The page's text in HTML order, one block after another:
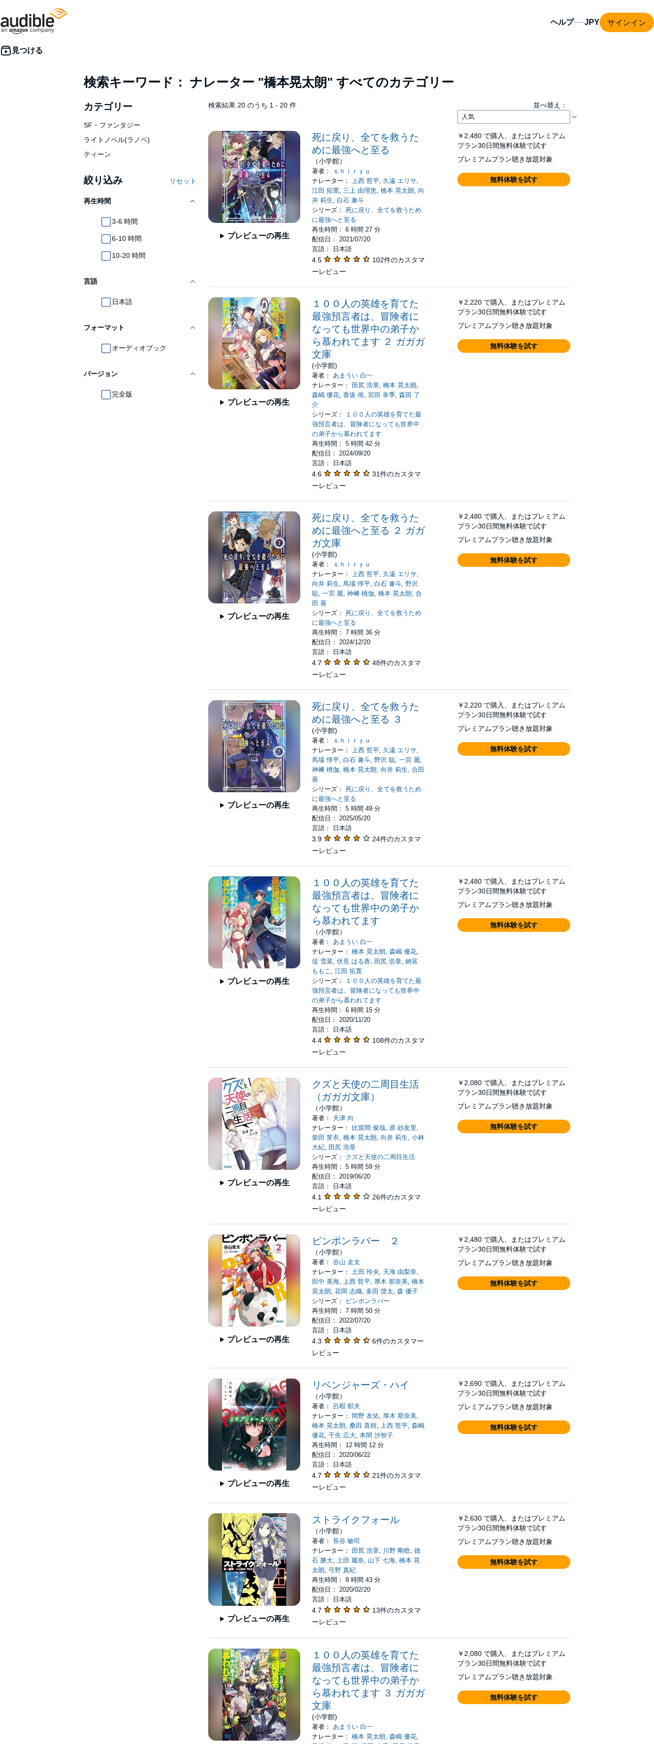
ヘルプ サインイン
検索キーワード： ナレーター "橋本晃太朗" すべてのカテゴリー
カテゴリー
SF・ファンタジー
ライトノベル(ラノベ)
ティーン
絞り込み リセット
再生時間
3-6 時間
6-10 時間
10-20 時間
言語
日本語
フォーマット
オーディオブック
バージョン
完全版
検索結果 20 のうち 1 - 20 件 並べ替え：
プレビューの再生
死に戻り、全てを救うた
めに最強へと至る
（小学館）
著者：
ｓｈｉｒｙｕ
ナレーター：上西 哲平, 久遠 エリサ,
江田 拓寛,三上 由理恵,橋本 晃太朗, 向
井 莉生, 白石 兼斗
シリーズ：死に戻り、全てを救うため
に最強へと至る
再生時間： 6 時間 27 分
配信日： 2021/07/20
言語： 日本語
4.5
102件のカスタマ
ーレビュー
￥2,480 で購入、またはプレミアム
プラン30日間無料体験で試す
プレミアムプラン聴き放題対象
無料体験を試す
プレビューの再生
１００人の英雄を育てた
最強預言者は、冒険者に
なっても世界中の弟子か
ら慕われてます ２ ガガガ
文庫
(小学館)
著者：あまうい 白一
ナレーター：
田尻 浩章,橋本 晃太朗,
森嶋 優花,香坂 侑,宮田 幸季,森田 了
介
シリーズ：
１００人の英雄を育てた最
強預言者は、冒険者になっても世界中
の弟子から慕われてます
再生時間： 5 時間 42 分
配信日： 2024/09/20
言語： 日本語
4.6
31件のカスタマ
ーレビュー
￥2,220 で購入、またはプレミアム
プラン30日間無料体験で試す
プレミアムプラン聴き放題対象
無料体験を試す
プレビューの再生
死に戻り、全てを救うた
めに最強へと至る ２ ガガ
ガ文庫
(小学館)
著者：
ｓｈｉｒｙｕ
ナレーター：上西 哲平, 久遠 エリサ,
向井 莉生,馬場 惇平, 白石 兼斗,野沢
聡,一宮 麗,神﨑 桃伽,橋本 晃太朗,合
田 葵
シリーズ：死に戻り、全てを救うため
に最強へと至る
再生時間： 7 時間 36 分
配信日： 2024/12/20
言語： 日本語
4.7
48件のカスタマ
ーレビュー
￥2,480 で購入、またはプレミアム
プラン30日間無料体験で試す
プレミアムプラン聴き放題対象
無料体験を試す
プレビューの再生
死に戻り、全てを救うた
めに最強へと至る ３
(小学館)
著者：
ｓｈｉｒｙｕ
ナレーター：上西 哲平, 久遠 エリサ,
馬場 惇平, 白石 兼斗,野沢 聡,一宮 麗,
神﨑 桃伽,橋本 晃太朗, 向井 莉生,合田
葵
シリーズ：死に戻り、全てを救うため
に最強へと至る
再生時間： 5 時間 49 分
配信日： 2025/05/20
言語： 日本語
3.9
24件のカスタマ
ーレビュー
￥2,220 で購入、またはプレミアム
プラン30日間無料体験で試す
プレミアムプラン聴き放題対象
無料体験を試す
プレビューの再生
１００人の英雄を育てた
最強預言者は、冒険者に
なっても世界中の弟子か
ら慕われてます
（小学館）
著者：あまうい 白一
ナレーター：橋本 晃太朗,森嶋 優花,
堤 雪菜,伏見 はる香, 田尻 浩章,納富
ももこ ,江田 拓寛
シリーズ：
１００人の英雄を育てた最
強預言者は、冒険者になっても世界中
の弟子から慕われてます
再生時間： 6 時間 15 分
配信日： 2020/11/20
言語： 日本語
4.4
108件のカスタマ
ーレビュー
￥2,480 で購入、またはプレミアム
プラン30日間無料体験で試す
プレミアムプラン聴き放題対象
無料体験を試す
プレビューの再生
クズと天使の二周目生活
（ガガガ文庫）
（小学館）
著者： 天津 向
ナレーター：
比留間 俊哉, 原 紗友里,
柴田 芽衣,橋本 晃太朗, 向井 莉生,小林
大紀, 田尻 浩章
シリーズ： クズと天使の二周目生活
再生時間： 5 時間 59 分
配信日： 2019/06/20
言語： 日本語
4.1
26件のカスタマ
ーレビュー
￥2,080 で購入、またはプレミアム
プラン30日間無料体験で試す
プレミアムプラン聴き放題対象
無料体験を試す
プレビューの再生
ピンポンラバー ２
（小学館）
著者：谷山 走太
ナレーター：土田 玲央, 天海 由梨奈,
田中 美海,上西 哲平, 厚木 那奈美,橋本
晃太朗,花岡 志織, 多田 啓太,森 優子
シリーズ：
ピンポンラバー
再生時間： 7 時間 50 分
配信日： 2022/07/20
言語： 日本語
4.3
6件のカスタマー
レビュー
￥2,480 で購入、またはプレミアム
プラン30日間無料体験で試す
プレミアムプラン聴き放題対象
無料体験を試す
プレビューの再生
リベンジャーズ・ハイ
（小学館）
著者： 呂暇 郁夫
ナレーター：
岡野 友佑, 厚木 那奈美,
橋本 晃太朗,桑田 直樹,上西 哲平,森嶋
優花,千先 広大,本間 沙智子
再生時間： 12 時間 12 分
配信日： 2020/06/22
言語： 日本語
4.7
21件のカスタマ
ーレビュー
￥2,690 で購入、またはプレミアム
プラン30日間無料体験で試す
プレミアムプラン聴き放題対象
無料体験を試す
プレビューの再生
ストライクフォール
（小学館）
著者：長谷 敏司
ナレーター：
田尻 浩章, 川野 剛稔,德
石 勝大,上田 麗奈, 山下 七海,橋本 晃
太朗, 弓野 真紀
再生時間： 8 時間 43 分
配信日： 2020/02/20
言語： 日本語
4.7
13件のカスタマ
ーレビュー
￥2,630 で購入、またはプレミアム
プラン30日間無料体験で試す
プレミアムプラン聴き放題対象
無料体験を試す
１００人の英雄を育てた
最強預言者は、冒険者に
なっても世界中の弟子か
ら慕われてます ３ ガガガ
文庫
(小学館)
著者： あまうい 白一
ナレーター：橋本 晃太朗 ,森嶋 優花
￥2,080 で購入、またはプレミアム
プラン30日間無料体験で試す
プレミアムプラン聴き放題対象
無料体験を試す